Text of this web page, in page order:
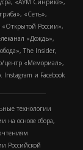
«Сеть»,
России»,
«Дождь»,
The Insider,
центр «Мемориал»,
и Facebook
технологии
на основе сбора,
Российской